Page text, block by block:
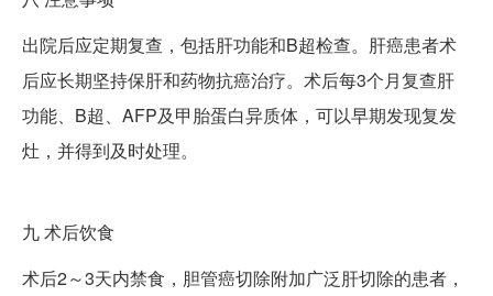
出院后应定期复查，包括肝功能和B超检查。肝癌患者术
后应长期坚持保肝和药物抗癌治疗。术后每3个月复查肝
功能、B超、AFP及甲胎蛋白异质体，可以早期发现复发
灶，并得到及时处理。
九术后饮食
术后2～3天内禁食，胆管癌切除附加广泛肝切除的患者，